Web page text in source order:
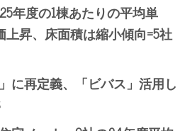
年度の1棟あたりの平均単
昇、床面積は縮小傾向=5社
に再定義、「ビバス」活用し